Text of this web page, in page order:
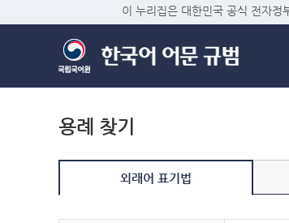
이 누리집은 대한민국 공식 전자정
용례 찾기
외래어 표기법